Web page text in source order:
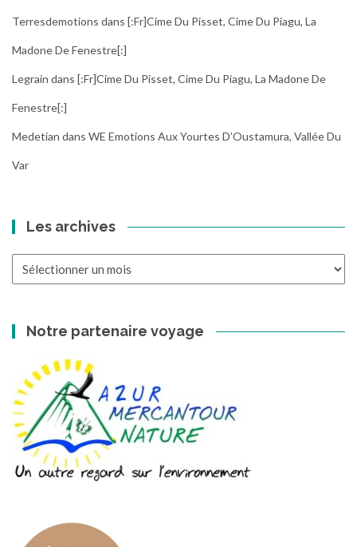
Terresdemotions dans [:fr]Cime Du Pisset, Cime Du Piagu, La
Madone De Fenestre[:]
Legrain dans [:fr]Cime Du Pisset, Cime Du Piagu, La Madone De
Fenestre[:]
Medetian dans WE Emotions Aux Yourtes D’Oustamura, Vallée Du
Var
Les archives
Notre partenaire voyage